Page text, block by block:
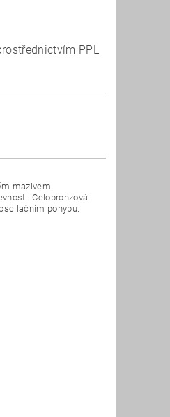
PPL
mazivem.
.Celobronzová
pohybu.